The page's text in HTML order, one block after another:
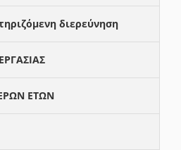
διερεύνηση
ΕΤΩΝ